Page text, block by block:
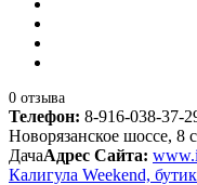
0 отзыва
Телефон: 8-916-038-37-
Новорязанское шоссе, 8
ДачаАдрес Сайта:
Калигула Weekend,